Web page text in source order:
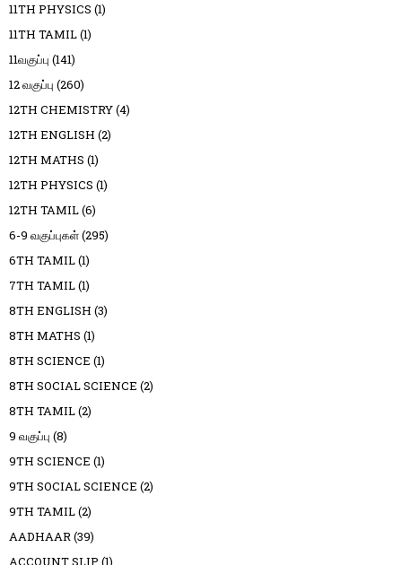
11TH PHYSICS (1)
11TH TAMIL(1)
11வகுப்பு (141)
12 வகுப்பு (260)
12TH CHEMISTRY(4)
12TH ENGLISH (2)
12TH MATHS (1)
12TH PHYSICS (1)
12TH TAMIL(6)
6-9 வகுப்புகள்(295)
6TH TAMIL(1)
7TH TAMIL(1)
8TH ENGLISH (3)
8TH MATHS (1)
8TH SCIENCE (1)
8TH SOCIAL SCIENCE (2)
8TH TAMIL(2)
9 வகுப்பு (8)
9TH SCIENCE (1)
9TH SOCIAL SCIENCE (2)
9TH TAMIL(2)
AADHAAR(39)
ACCOUNT SLIP (1)